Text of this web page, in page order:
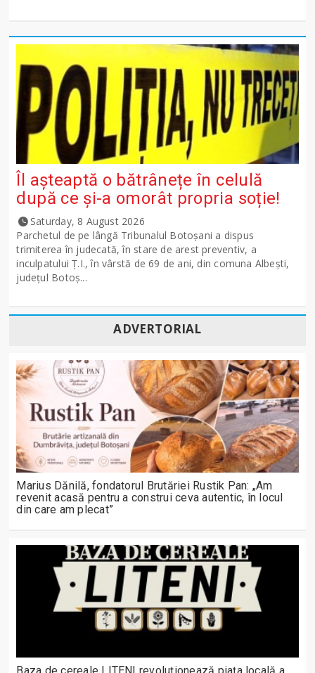
Îl așteaptă o bătrânețe în celulă
după ce și-a omorât propria soție!
Saturday, 8 August 2026
Parchetul de pe lângă Tribunalul Botoşani a dispus
trimiterea în judecată, în stare de arest preventiv, a
inculpatului Ț.I., în vârstă de 69 de ani, din comuna Albești,
județul Botoș...
ADVERTORIAL
Marius Dănilă, fondatorul Brutăriei Rustik Pan: „Am
revenit acasă pentru a construi ceva autentic, în locul
din care am plecat”